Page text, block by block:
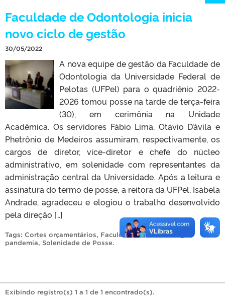
Faculdade de Odontologia inicia
novo ciclo de gestão
30/05/2022
A nova equipe de gestão da Faculdade de
Odontologia da Universidade Federal de
Pelotas (UFPel) para o quadriênio 2022-
2026 tomou posse na tarde de terça-feira
(30), em cerimônia na Unidade
Acadêmica. Os servidores Fábio Lima, Otávio D’ávila e
Phetrônio de Medeiros assumiram, respectivamente, os
cargos de diretor, vice-diretor e chefe do núcleo
administrativo, em solenidade com representantes da
administração central da Universidade. Após a leitura e
assinatura do termo de posse, a reitora da UFPel, Isabela
Andrade, agradeceu e elogiou o trabalho desenvolvido
pela direção […]
Tags: Cortes orçamentários, Faculdade de Odontologia
pandemia, Solenidade de Posse.
Exibindo registro(s) 1 a 1 de 1 encontrado(s).